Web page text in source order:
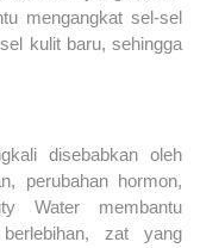
mengangkat sel-sel
kulit baru, sehingga
disebabkan oleh
perubahan hormon,
Water membantu
zat yang